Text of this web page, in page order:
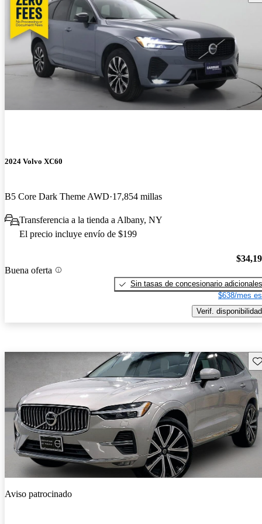
2024 Volvo XC60
B5 Core Dark Theme AWD 17,854 millas
Transferencia a la tienda a Albany, NY
El precio incluye envío de $199
Buena oferta
Sin tasas de concesionario adicionales
$638/mes
Verif. disponibilidad
Aviso patrocinado